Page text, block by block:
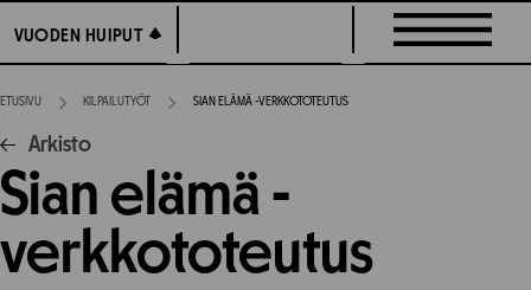
suoraan
sisältöön
VUODEN HUIPUT
VUODEN HUIPUT
ETUSIVU KILPAILUTYÖT SIAN ELÄMÄ -VERKKOTOTEUTUS
Arkisto
Sian elämä -
verkkototeutus